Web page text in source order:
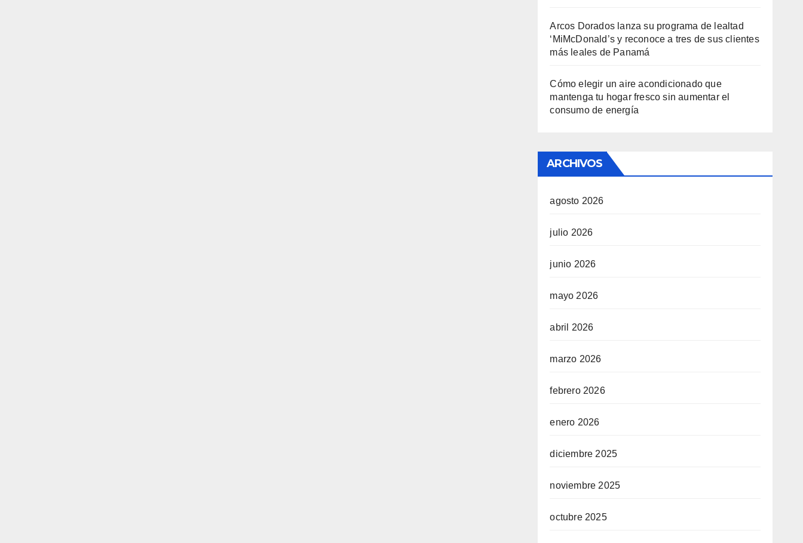
Arcos Dorados lanza su programa de lealtad
‘MiMcDonald’s y reconoce a tres de sus clientes
más leales de Panamá
Cómo elegir un aire acondicionado que
mantenga tu hogar fresco sin aumentar el
consumo de energía
ARCHIVOS
agosto 2026
julio 2026
junio 2026
mayo 2026
abril 2026
marzo 2026
febrero 2026
enero 2026
diciembre 2025
noviembre 2025
octubre 2025